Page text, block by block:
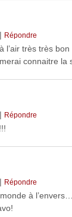
| Répondre
l’air très très bon
connaitre la
| Répondre
| Répondre
à l’envers….